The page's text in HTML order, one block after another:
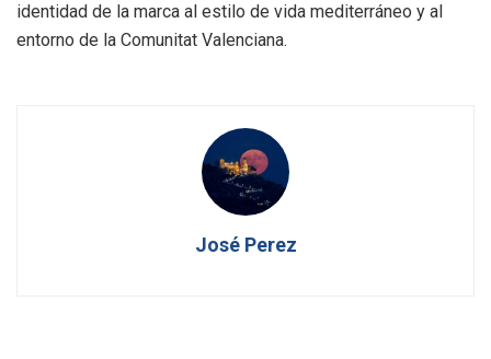
identidad de la marca al estilo de vida mediterráneo y al
entorno de la Comunitat Valenciana.
José Perez